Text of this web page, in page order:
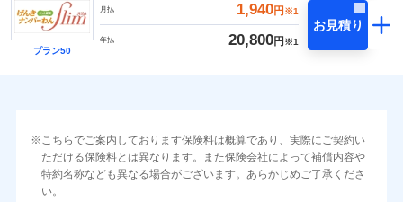
プラン50
月払 1,940円 ※1
年払 20,800円 ※1
お見積り
こちらでご案内しております保険料は概算であり、実際にご契約い
ただける保険料とは異なります。また保険会社によって補償内容や
特約名称なども異なる場合がございます。あらかじめご了承くださ
い。